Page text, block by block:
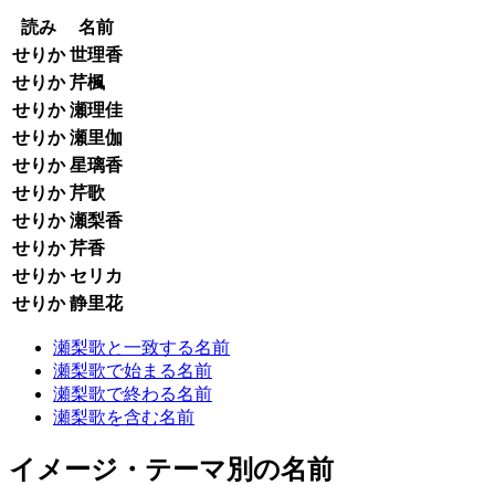
読み
名前
せりか 世理香
せりか 芹楓
せりか 瀬理佳
せりか 瀬里伽
せりか 星璃香
せりか 芹歌
せりか 瀬梨香
せりか 芹香
せりか セリカ
せりか 静里花
瀬梨歌と一致する名前
瀬梨歌で始まる名前
瀬梨歌で終わる名前
瀬梨歌を含む名前
イメージ・テーマ別の名前